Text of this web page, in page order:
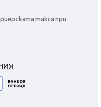
такса при